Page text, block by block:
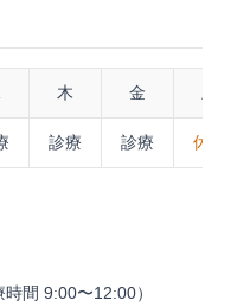
木 金
診療 診療 休診
間 9:00〜12:00）